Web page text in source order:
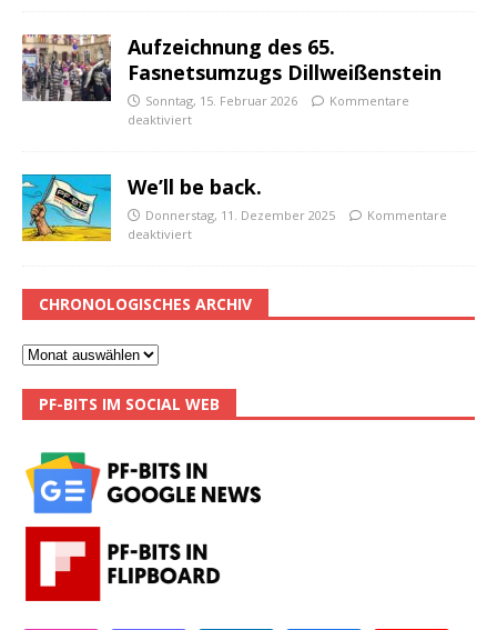
Aufzeichnung des 65.
Fasnetsumzugs Dillweißenstein
Sonntag, 15. Februar 2026
Kommentare
deaktiviert
We’ll be back.
Donnerstag, 11. Dezember 2025
Kommentare
deaktiviert
CHRONOLOGISCHES ARCHIV
PF-BITS IM SOCIAL WEB